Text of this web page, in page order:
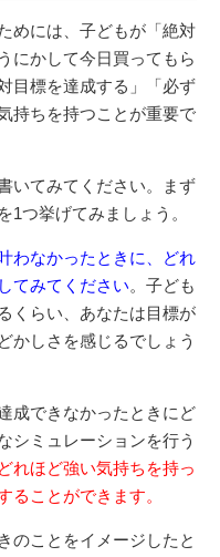
めには、子どもが「絶対
にかして今日買ってもら
目標を達成する」「必ず
持ちを持つことが重要で
いてみてください。まず
1つ挙げてみましょう。
わなかったときに、どれ
てみてください。子ども
くらい、あなたは目標が
かしさを感じるでしょう
成できなかったときにど
シミュレーションを行う
れほど強い気持ちを持っ
ることができます。
のことをイメージしたと